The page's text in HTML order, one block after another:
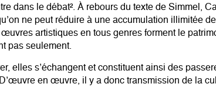
dans le débat². À rebours du texte de Simmel,
ne peut réduire à une accumulation illimitée
artistiques en tous genres forment le
pas seulement.
elles s’échangent et constituent ainsi des
en œuvre, il y a donc transmission de la